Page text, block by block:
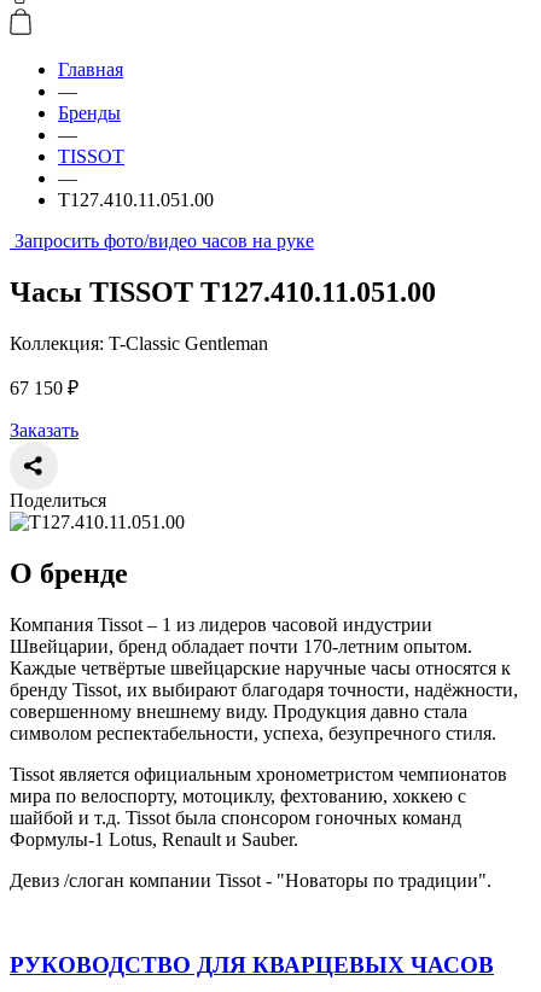
Главная
—
Бренды
—
TISSOT
—
T127.410.11.051.00
Запросить фото/видео часов на руке
Часы TISSOT T127.410.11.051.00
Коллекция: T-Classic Gentleman
67 150 ₽
Заказать
Поделиться
О бренде
Компания Tissot – 1 из лидеров часовой индустрии
Швейцарии, бренд обладает почти 170-летним опытом.
Каждые четвёртые швейцарские наручные часы относятся к
бренду Tissot, их выбирают благодаря точности, надёжности,
совершенному внешнему виду. Продукция давно стала
символом респектабельности, успеха, безупречного стиля.
Tissot является официальным хронометристом чемпионатов
мира по велоспорту, мотоциклу, фехтованию, хоккею с
шайбой и т.д. Tissot была спонсором гоночных команд
Формулы-1 Lotus, Renault и Sauber.
Девиз /слоган компании Tissot - "Новаторы по традиции".
РУКОВОДСТВО ДЛЯ КВАРЦЕВЫХ ЧАСОВ